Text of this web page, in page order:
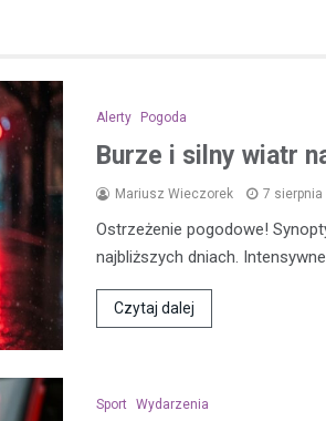
Alerty Pogoda
Burze i silny wiatr
Mariusz Wieczorek 7 sierpnia
Ostrzeżenie pogodowe!
najbliższych dniach.
Czytaj dalej
Sport Wydarzenia